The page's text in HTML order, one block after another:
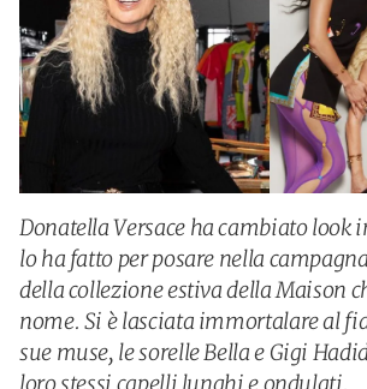
Donatella Versace ha cambiato look
lo ha fatto per posare nella
della collezione estiva della Maison
nome. Si è lasciata immortalare al
sue muse, le sorelle Bella e Gigi